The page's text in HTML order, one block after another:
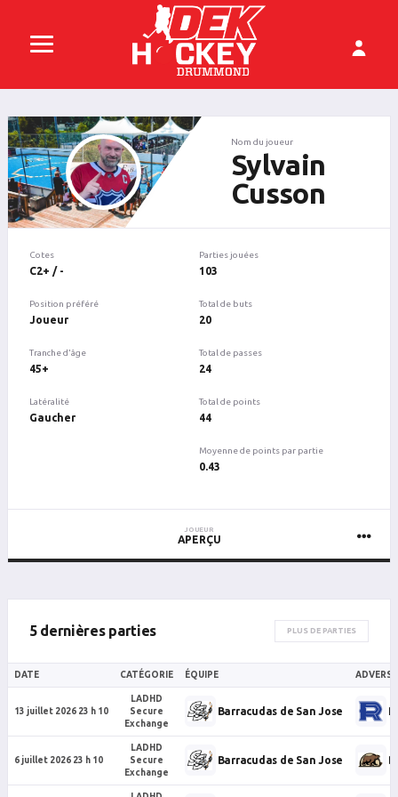
Nom du joueur
Sylvain
Cusson
Cotes
C2+ / -
Position préféré
Joueur
Tranche d'âge
45+
Latéralité
Gaucher
Parties jouées
103
Total de buts
20
Total de passes
24
Total de points
44
Moyenne de points par partie
0.43
JOUEUR
APERÇU
5 dernières parties PLUS DE PARTIES
DATE CATÉGORIE ÉQUIPE
13 juillet 2026 23 h 10
LADHD
Secure
Exchange
Barracudas de San Jose
6 juillet 2026 23 h 10
LADHD
Secure
Exchange
Barracudas de San Jose